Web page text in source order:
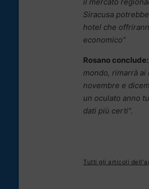
Siracusa
hotel che
economico”
Rosano conclude:
mondo, rimarrà
novembre e
un oculato anno
dati più certi”.
Tutti gli articoli